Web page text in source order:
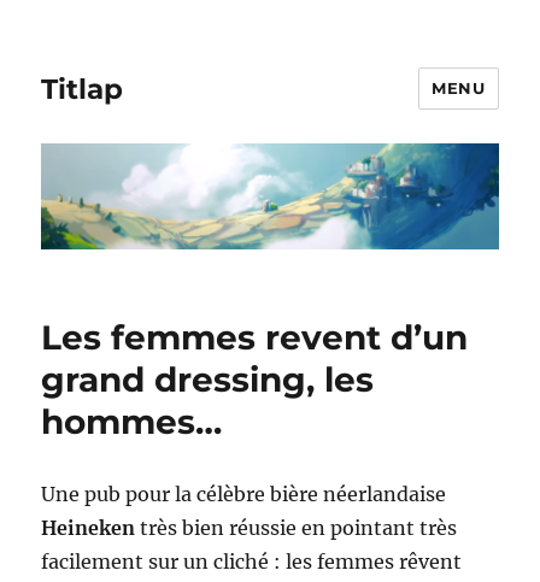
Titlap MENU
Les femmes revent d’un
grand dressing, les
hommes…
Une pub pour la célèbre bière néerlandaise
Heinekentrès bien réussie en pointant très
facilement sur un cliché : les femmes rêvent